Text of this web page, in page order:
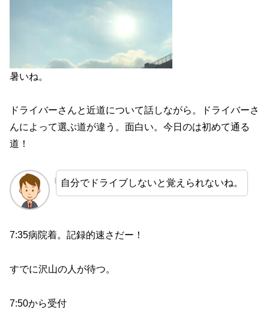
暑いね。
ドライバーさんと近道について話しながら。ドライバーさ
んによって選ぶ道が違う。面白い。今日のは初めて通る
道！
自分でドライブしないと覚えられないね。
7:35病院着。記録的速さだー！
すでに沢山の人が待つ。
7:50から受付